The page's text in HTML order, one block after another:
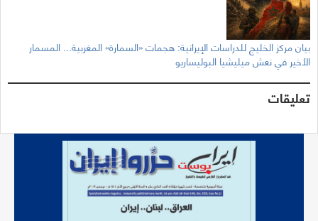
بيان مركز الخليج للدراسات الإيرانية: هجمات «السمارة» المغربية... المسمار
الأخير في نعش ميليشيا البوليساريو
تعليقات